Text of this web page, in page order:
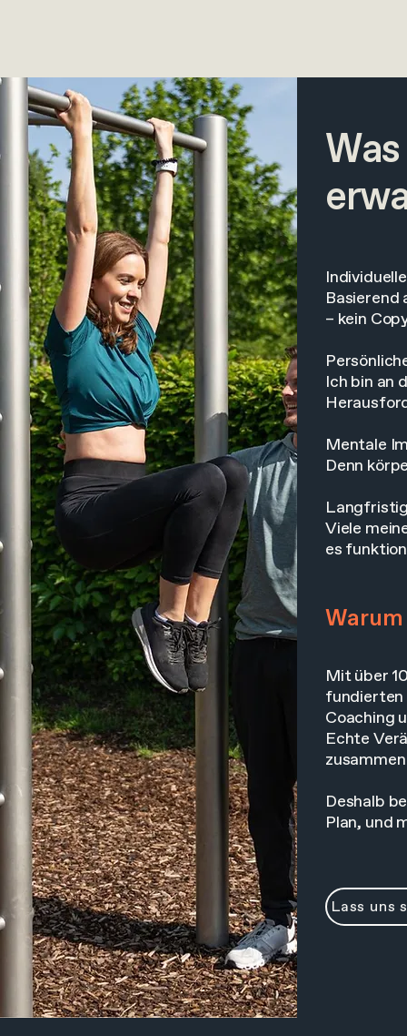
Basierend
– kein
Ich bin an
Mentale
Denn
Viele
es
Mit über
fundierten
Coaching
Echte
Deshalb
Plan, und
Lass uns